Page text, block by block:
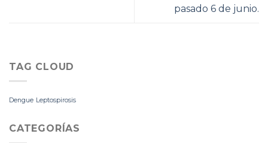
pasado 6 de junio.
TAG CLOUD
Dengue Leptospirosis
CATEGORÍAS